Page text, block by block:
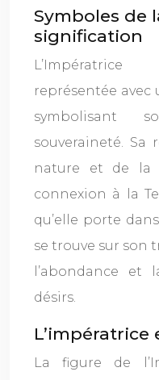
Symboles de
signification
représentée
symbolisant
souveraineté. Sa
nature et de la
connexion à la
qu’elle porte
se trouve sur son
l’abondance et
désirs.
L’impératrice
La figure de